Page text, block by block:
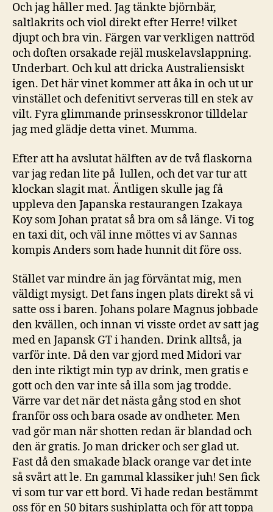
Och jag håller med. Jag tänkte björnbär,
saltlakrits och viol direkt efter Herre! vilket
djupt och bra vin. Färgen var verkligen nattröd
och doften orsakade rejäl muskelavslappning.
Underbart. Och kul att dricka Australiensiskt
igen. Det här vinet kommer att åka in och ut ur
vinstället och defenitivt serveras till en stek av
vilt. Fyra glimmande prinsesskronor tilldelar
jag med glädje detta vinet. Mumma.
Efter att ha avslutat hälften av de två flaskorna
var jag redan lite på lullen, och det var tur att
klockan slagit mat. Äntligen skulle jag få
uppleva den Japanska restaurangen Izakaya
Koy som Johan pratat så bra om så länge. Vi tog
en taxi dit, och väl inne möttes vi av Sannas
kompis Anders som hade hunnit dit före oss.
Stället var mindre än jag förväntat mig, men
väldigt mysigt. Det fans ingen plats direkt så vi
satte oss i baren. Johans polare Magnus jobbade
den kvällen, och innan vi visste ordet av satt jag
med en Japansk GT i handen. Drink alltså, ja
varför inte. Då den var gjord med Midori var
den inte riktigt min typ av drink, men gratis e
gott och den var inte så illa som jag trodde.
Värre var det när det nästa gång stod en shot
franför oss och bara osade av ondheter. Men
vad gör man när shotten redan är blandad och
den är gratis. Jo man dricker och ser glad ut.
Fast då den smakade black orange var det inte
så svårt att le. En gammal klassiker juh! Sen fick
vi som tur var ett bord. Vi hade redan bestämmt
oss för en 50 bitars sushiplatta och för att toppa